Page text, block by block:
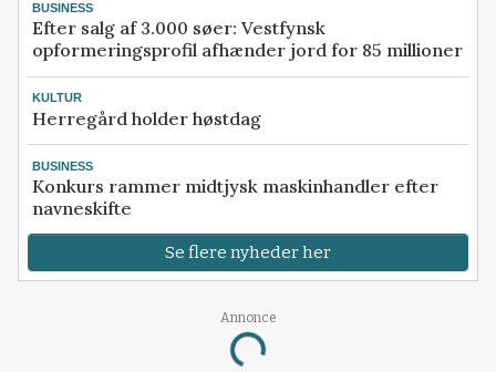
BUSINESS
Efter salg af 3.000 søer: Vestfynsk
opformeringsprofil afhænder jord for 85 millioner
KULTUR
Herregård holder høstdag
BUSINESS
Konkurs rammer midtjysk maskinhandler efter
navneskifte
Se flere nyheder her
Annonce